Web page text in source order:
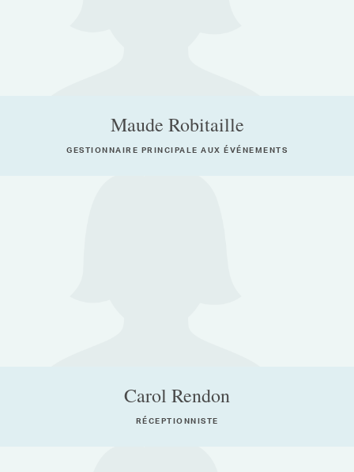
Maude Robitaille
GESTIONNAIRE PRINCIPALE AUX ÉVÉNEMENTS
Carol Rendon
RÉCEPTIONNISTE